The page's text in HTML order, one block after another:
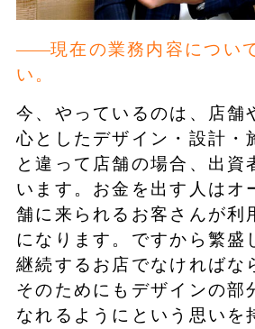
現在の業務内容につい
い。
今、やっているのは、店舗
心としたデザイン・設計・
と違って店舗の場合、出資
います。お金を出す人はオ
舗に来られるお客さんが利
になります。ですから繁盛
継続するお店でなければな
そのためにもデザインの部
なれるようにという思いを